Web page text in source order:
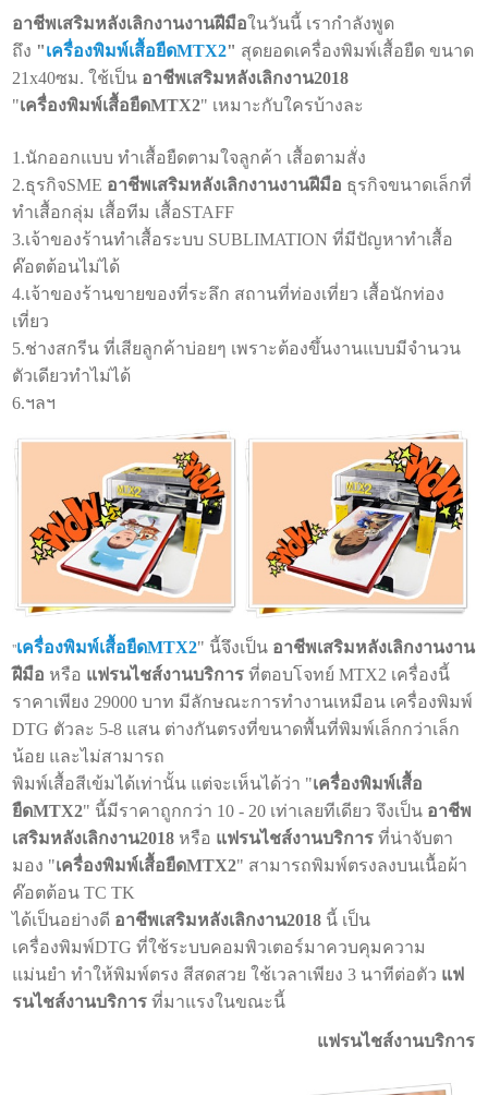
อาชีพเสริมหลังเลิกงานงานฝีมือในวันนี้ เรากำลังพูด
ถึง "เครื่องพิมพ์เสื้อยืดMTX2" สุดยอดเครื่องพิมพ์เสื้อยืด ขนาด
21x40ซม. ใช้เป็น อาชีพเสริมหลังเลิกงาน2018
"เครื่องพิมพ์เสื้อยืดMTX2" เหมาะกับใครบ้างละ
1.นักออกแบบ ทำเสื้อยืดตามใจลูกค้า เสื้อตามสั่ง
2.ธุรกิจSME อาชีพเสริมหลังเลิกงานงานฝีมือ ธุรกิจขนาดเล็กที่
ทำเสื้อกลุ่ม เสื้อทีม เสื้อSTAFF
3.เจ้าของร้านทำเสื้อระบบ SUBLIMATION ที่มีปัญหาทำเสื้อ
ค๊อตต้อนไม่ได้
4.เจ้าของร้านขายของที่ระลึก สถานที่ท่องเที่ยว เสื้อนักท่อง
เที่ยว
5.ช่างสกรีน ที่เสียลูกค้าบ่อยๆ เพราะต้องขึ้นงานแบบมีจำนวน
ตัวเดียวทำไม่ได้
6.ฯลฯ
"เครื่องพิมพ์เสื้อยืดMTX2" นี้จึงเป็น อาชีพเสริมหลังเลิกงานงาน
ฝีมือ หรือ แฟรนไชส์งานบริการ ที่ตอบโจทย์ MTX2 เครื่องนี้
ราคาเพียง 29000 บาท มีลักษณะการทำงานเหมือน เครื่องพิมพ์
DTG ตัวละ 5-8 แสน ต่างกันตรงที่ขนาดพื้นที่พิมพ์เล็กกว่าเล็ก
น้อย และไม่สามารถ
พิมพ์เสื้อสีเข้มได้เท่านั้น แต่จะเห็นได้ว่า "เครื่องพิมพ์เสื้อ
ยืดMTX2" นี้มีราคาถูกกว่า 10 - 20 เท่าเลยทีเดียว จึงเป็น อาชีพ
เสริมหลังเลิกงาน2018 หรือ แฟรนไชส์งานบริการ ที่น่าจับตา
มอง "เครื่องพิมพ์เสื้อยืดMTX2" สามารถพิมพ์ตรงลงบนเนื้อผ้า
ค๊อตต้อน TC TK
ได้เป็นอย่างดี อาชีพเสริมหลังเลิกงาน2018 นี้ เป็น
เครื่องพิมพ์DTG ที่ใช้ระบบคอมพิวเตอร์มาควบคุมความ
แม่นยำ ทำให้พิมพ์ตรง สีสดสวย ใช้เวลาเพียง 3 นาทีต่อตัว แฟ
รนไชส์งานบริการที่มาแรงในขณะนี้
แฟรนไชส์งานบริการ